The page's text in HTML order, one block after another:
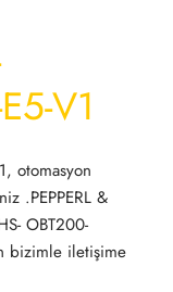
V1
otomasyon
.PEPPERL &
OBT200-
bizimle iletişime